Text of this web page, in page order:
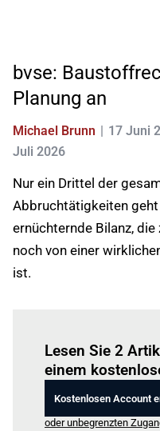
bvse:
Planung an
Michael Brunn 17 Juni
Juli 2026
Nur ein Drittel der
Abbruchtätigkeiten geht
ernüchternde Bilanz,
noch von einer
ist.
Lesen Sie 2
einem
Kostenlosen Account
oder unbegrenzten